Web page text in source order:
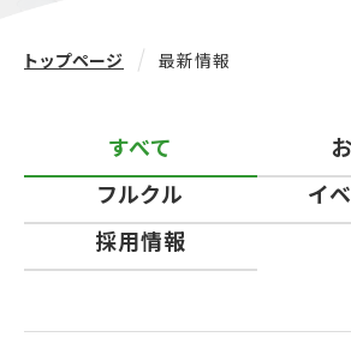
トップページ 最新情報
すべて
フルクル
イ
採用情報